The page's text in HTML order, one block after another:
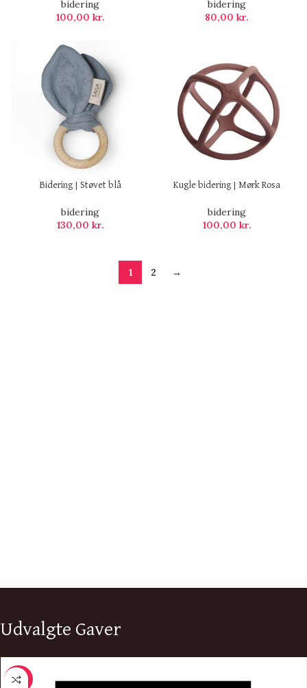
bidering
100,00 kr.
bidering
80,00 kr.
Bidering | Støvet blå
bidering
130,00 kr.
Kugle bidering | Mørk Rosa
bidering
100,00 kr.
1 2 →
Udvalgte Gaver
-50%